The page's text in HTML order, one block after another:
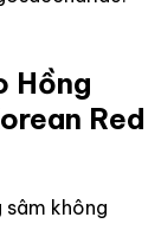
Hồng
Red
sâm không